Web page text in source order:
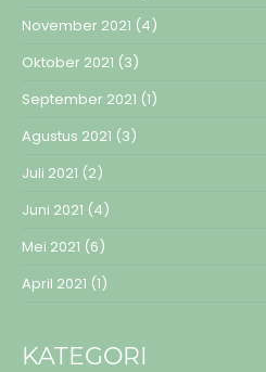
November 2021 (4)
Oktober 2021 (3)
September 2021 (1)
Agustus 2021 (3)
Juli 2021 (2)
Juni 2021 (4)
Mei 2021 (6)
April 2021 (1)
KATEGORI